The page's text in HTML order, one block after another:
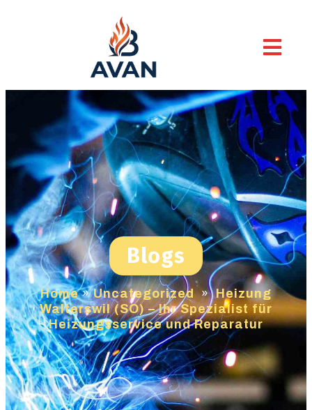
Blogs
Home»Uncategorized » Heizung
Walterswil (SO) – Ihr Spezialist für
Heizungsservice und Reparatur